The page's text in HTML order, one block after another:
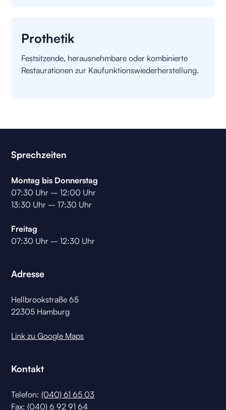
Prothetik
Festsitzende, herausnehmbare oder kombinierte
Restaurationen zur Kaufunktionswiederherstellung.
Sprechzeiten
Montag bis Donnerstag
07:30 Uhr – 12:00 Uhr
13:30 Uhr – 17:30 Uhr
Freitag
07:30 Uhr – 12:30 Uhr
Adresse
Hellbrookstraße 65
22305 Hamburg
Link zu Google Maps
Kontakt
Telefon:(040) 61 65 03
Fax: (040) 6 92 91 64